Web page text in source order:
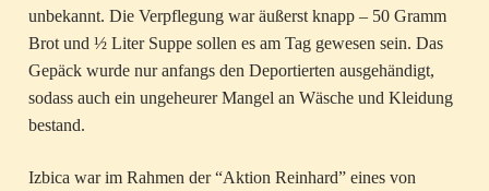
unbekannt. Die Verpflegung war äußerst knapp – 50 Gramm
Brot und ½ Liter Suppe sollen es am Tag gewesen sein. Das
Gepäck wurde nur anfangs den Deportierten ausgehändigt,
sodass auch ein ungeheurer Mangel an Wäsche und Kleidung
bestand.
Izbica war im Rahmen der “Aktion Reinhard” eines von